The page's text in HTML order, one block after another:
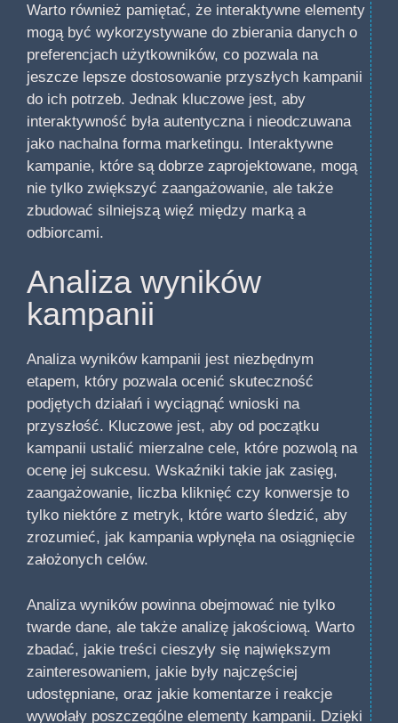
Warto również pamiętać, że interaktywne elementy
mogą być wykorzystywane do zbierania danych o
preferencjach użytkowników, co pozwala na
jeszcze lepsze dostosowanie przyszłych kampanii
do ich potrzeb. Jednak kluczowe jest, aby
interaktywność była autentyczna i nieodczuwana
jako nachalna forma marketingu. Interaktywne
kampanie, które są dobrze zaprojektowane, mogą
nie tylko zwiększyć zaangażowanie, ale także
zbudować silniejszą więź między marką a
odbiorcami.
Analiza wyników
kampanii
Analiza wyników kampanii jest niezbędnym
etapem, który pozwala ocenić skuteczność
podjętych działań i wyciągnąć wnioski na
przyszłość. Kluczowe jest, aby od początku
kampanii ustalić mierzalne cele, które pozwolą na
ocenę jej sukcesu. Wskaźniki takie jak zasięg,
zaangażowanie, liczba kliknięć czy konwersje to
tylko niektóre z metryk, które warto śledzić, aby
zrozumieć, jak kampania wpłynęła na osiągnięcie
założonych celów.
Analiza wyników powinna obejmować nie tylko
twarde dane, ale także analizę jakościową. Warto
zbadać, jakie treści cieszyły się największym
zainteresowaniem, jakie były najczęściej
udostępniane, oraz jakie komentarze i reakcje
wywołały poszczególne elementy kampanii. Dzięki